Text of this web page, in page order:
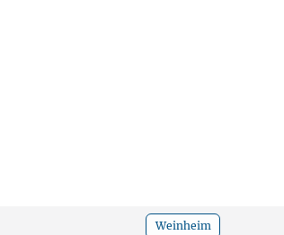
Weinheim